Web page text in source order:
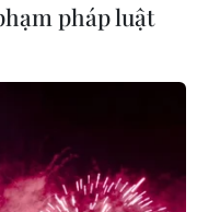
pháp luật